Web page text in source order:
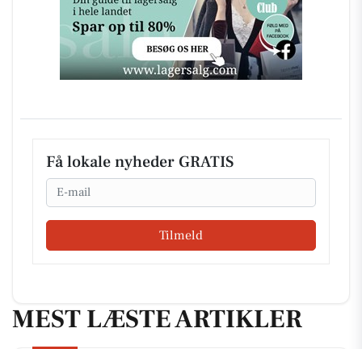
Få lokale nyheder GRATIS
Email
Tilmeld
MEST LÆSTE ARTIKLER